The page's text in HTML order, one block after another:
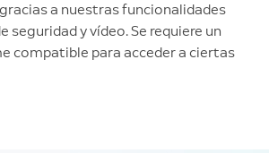
a nuestras funcionalidades
seguridad y vídeo. Se requiere un
compatible para acceder a ciertas